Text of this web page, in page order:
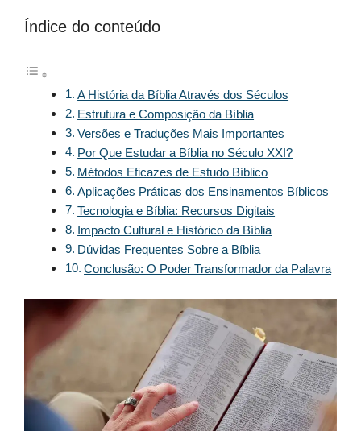
Índice do conteúdo
A História da Bíblia Através dos Séculos
Estrutura e Composição da Bíblia
Versões e Traduções Mais Importantes
Por Que Estudar a Bíblia no Século XXI?
Métodos Eficazes de Estudo Bíblico
Aplicações Práticas dos Ensinamentos Bíblicos
Tecnologia e Bíblia: Recursos Digitais
Impacto Cultural e Histórico da Bíblia
Dúvidas Frequentes Sobre a Bíblia
Conclusão: O Poder Transformador da Palavra